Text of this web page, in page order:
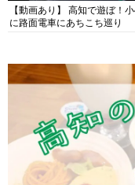
【動画あり】 高知で遊ぼ！
に路面電車にあちこち巡り